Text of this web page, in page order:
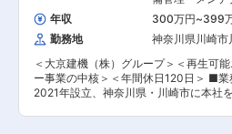
があるだけでなく、教務や運営につい
アルも用意していますので完全未経験で
ください！ ■森塾の特徴 （1）同社の独自教材
「フォレスタ」 完璧に仕組化された同
材です。問題の解き方のページ、宿題
が分かれている教材です （2）営業ノル
ません！ あくまでもあなたのミッション
です。生徒の成績を上げることが、ボ
ム企画・子どもたちへの伴走 ◎ピープル
ント ◎レポーティング 発災後すぐの勤務状況が過
酷であることは否めません。そうした
タッフのリアルな1日のスケジュール例
ます 出勤：ボランティアスタッフの受け入れ 午
前中：朝の会／外遊び／学習伴走 ランチ
どもと一緒に 午後：ボランティアスタ
イベント／行政職員や他団体と打ち合
ネジャー 講師
ター
年収 300万円~399
勤務地
神奈川県川崎市
＜大京建機（株）グループ＞＜再生可
ー事業の中核＞＜年間休日120日＞ ■業
2021年設立、神奈川県・川崎市に本社